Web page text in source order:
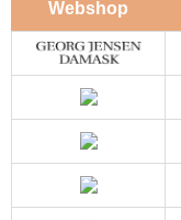
Webshop